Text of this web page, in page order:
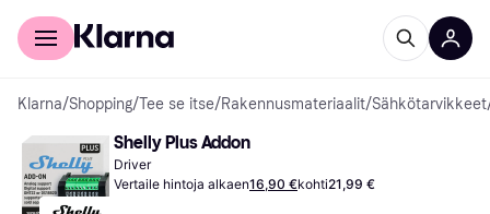
Kuluttajille
Klarna/Shopping/Tee se itse/Rakennusmateriaalit/Sähkötarvikkeet
Shelly Plus Addon
Driver
Vertaile hintoja alkaen16,90 €kohti21,99 €